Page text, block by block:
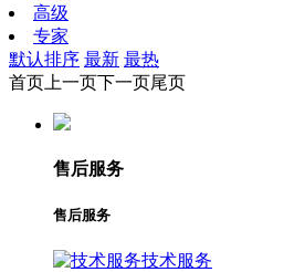
高级
专家
默认排序 最新 最热
首页 上一页下一页尾页
售后服务
售后服务
技术服务